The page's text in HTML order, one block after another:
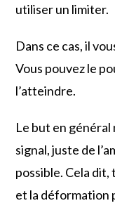
utiliser un limiter.
Dans ce cas, il
Vous pouvez le
l’atteindre.
Le but en général
signal, juste de
possible. Cela dit,
et la déformation